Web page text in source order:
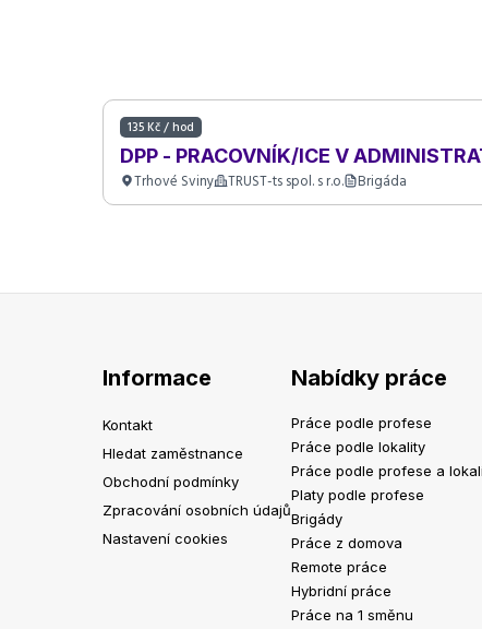
135 Kč / hod
DPP - PRACOVNÍK/ICE V
Trhové Sviny TRUST-ts spol. s r.o. Brigáda
Informace
Kontakt
Hledat zaměstnance
Obchodní podmínky
Zpracování osobních údajů
Nastavení cookies
Nabídky práce
Práce podle profese
Práce podle lokality
Práce podle profese a
Platy podle profese
Brigády
Práce z domova
Remote práce
Hybridní práce
Práce na 1 směnu